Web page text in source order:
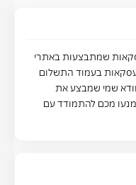
שמתבצעות באתרי
עסקאות בעמוד התשלום
שמי שמבצע את
מכם להתמודד עם